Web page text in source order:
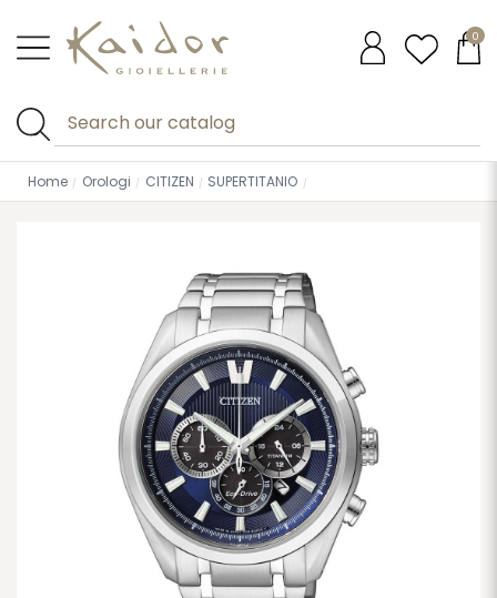
0
Home Orologi CITIZEN SUPERTITANIO